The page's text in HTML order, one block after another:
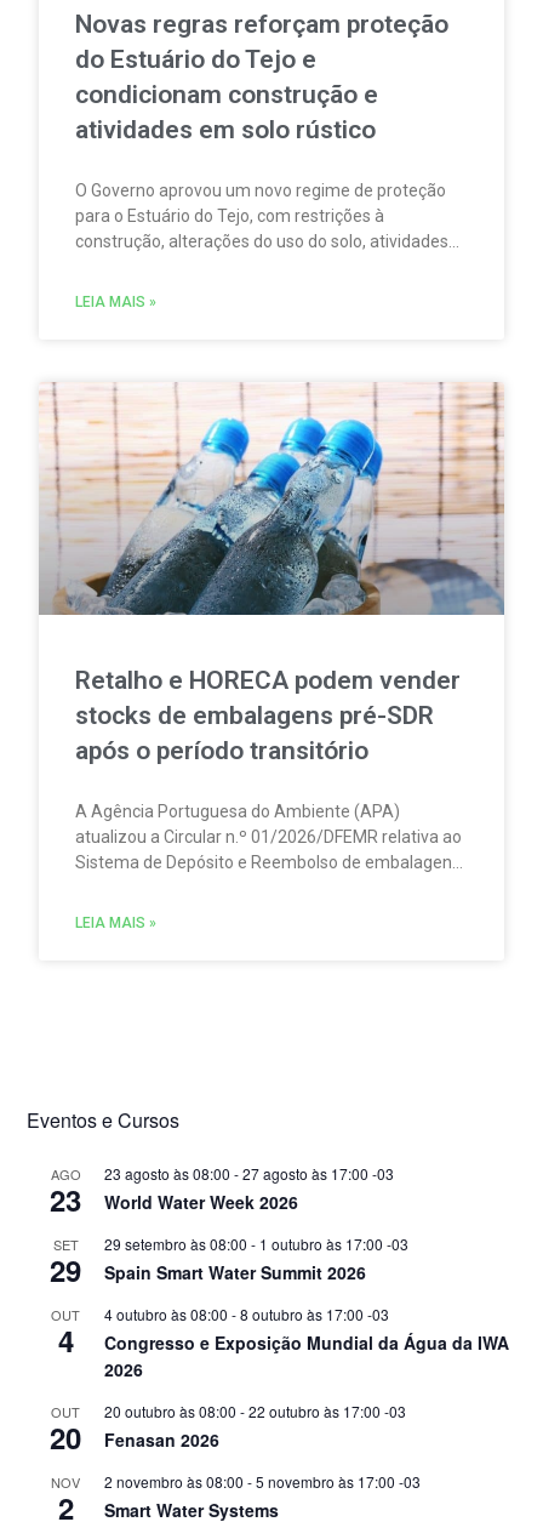
Novas regras reforçam proteção
do Estuário do Tejo e
condicionam construção e
atividades em solo rústico
O Governo aprovou um novo regime de proteção
para o Estuário do Tejo, com restrições à
construção, alterações do uso do solo, atividades
motorizada e sobrevoos nas áreas abrangidas pela
LEIA MAIS »
Retalho e HORECA podem vender
stocks de embalagens pré-SDR
após o período transitório
A Agência Portuguesa do Ambiente (APA)
atualizou a Circular n.º 01/2026/DFEMR relativa ao
Sistema de Depósito e Reembolso de embalagens
traz um esclarecimento relevante para
LEIA MAIS »
Eventos e Cursos
AGO
23
23 agosto às 08:00 -27 agosto às 17:00 -03
World Water Week 2026
SET
29
29 setembro às 08:00 - 1 outubro às 17:00 -03
Spain Smart Water Summit 2026
OUT
4
4 outubro às 08:00 -8 outubro às 17:00 -03
Congresso e Exposição Mundial da Água da IWA
2026
OUT
20
20 outubro às 08:00 -22 outubro às 17:00 -03
Fenasan 2026
NOV
2
2 novembro às 08:00 -5 novembro às 17:00 -03
Smart Water Systems